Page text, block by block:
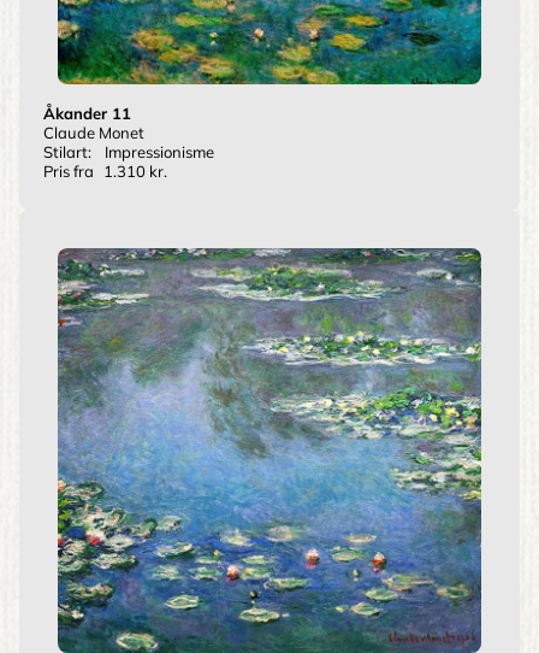
Åkander 11
Claude Monet
Stilart:
Impressionisme
Pris fra
1.310 kr.